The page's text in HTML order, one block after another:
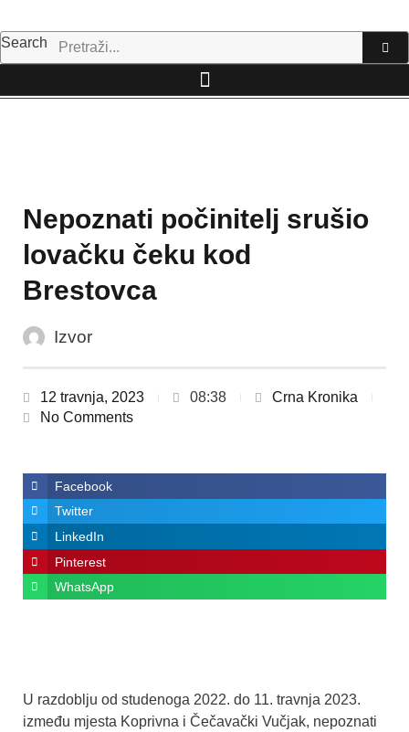
to
Search
Nepoznati počinitelj srušio
lovačku čeku kod
Brestovca
Izvor
12 travnja, 2023 08:38
Crna Kronika
No Comments
Facebook
Twitter
LinkedIn
Pinterest
WhatsApp
U razdoblju od studenoga 2022. do 11. travnja 2023.
između mjesta Koprivna i Čečavački Vučjak, nepoznati